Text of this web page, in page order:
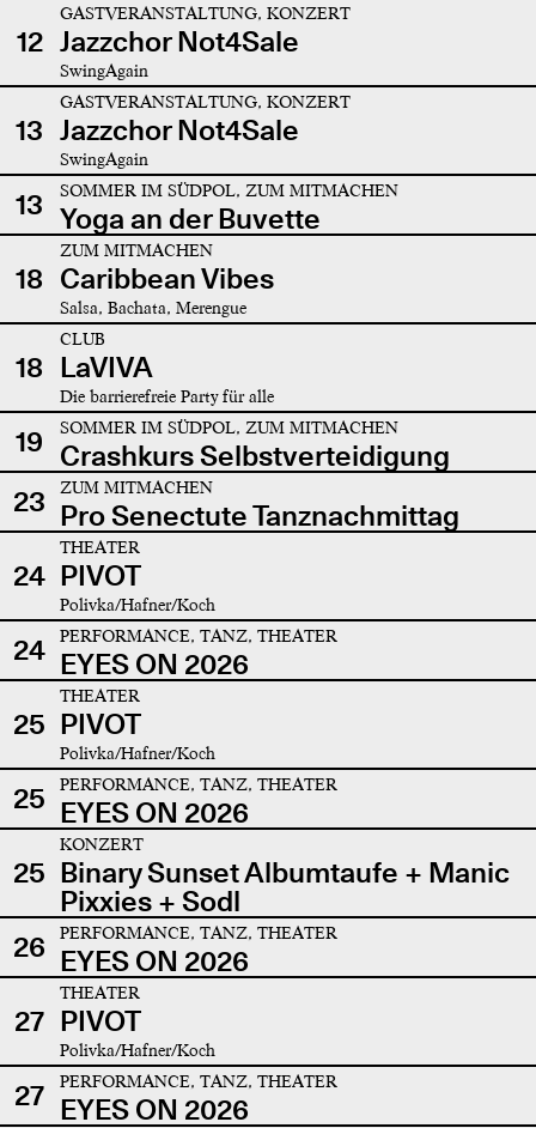
12
GASTVERANSTALTUNG, KONZERT
Jazzchor Not4Sale
SwingAgain
13
GASTVERANSTALTUNG, KONZERT
Jazzchor Not4Sale
SwingAgain
13 SOMMER IM SÜDPOL, ZUM MITMACHEN
Yoga an der Buvette
18
ZUM MITMACHEN
Caribbean Vibes
Salsa, Bachata, Merengue
18
CLUB
LaVIVA
Die barrierefreie Party für alle
19 SOMMER IM SÜDPOL, ZUM MITMACHEN
Crashkurs Selbstverteidigung
23
ZUM MITMACHEN
Pro Senectute Tanznachmittag
24
THEATER
PIVOT
Polivka/Hafner/Koch
24 PERFORMANCE, TANZ, THEATER
EYES ON 2026
25
THEATER
PIVOT
Polivka/Hafner/Koch
25 PERFORMANCE, TANZ, THEATER
EYES ON 2026
25
KONZERT
Binary Sunset Albumtaufe + Manic
Pixxies + Sodl
26
PERFORMANCE, TANZ, THEATER
EYES ON 2026
27
THEATER
PIVOT
Polivka/Hafner/Koch
27 PERFORMANCE, TANZ, THEATER
EYES ON 2026